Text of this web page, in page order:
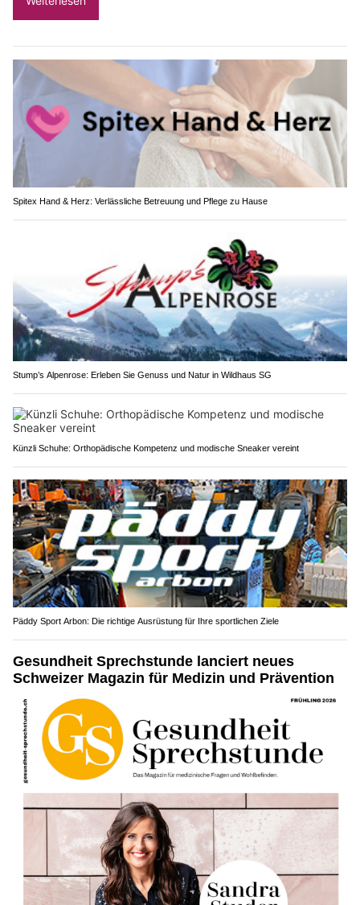
Spitex Hand & Herz: Verlässliche Betreuung und Pflege zu Hause
Stump’s Alpenrose: Erleben Sie Genuss und Natur in Wildhaus SG
Künzli Schuhe: Orthopädische Kompetenz und modische Sneaker vereint
Päddy Sport Arbon: Die richtige Ausrüstung für Ihre sportlichen Ziele
Gesundheit Sprechstunde lanciert neues
Schweizer Magazin für Medizin und Prävention